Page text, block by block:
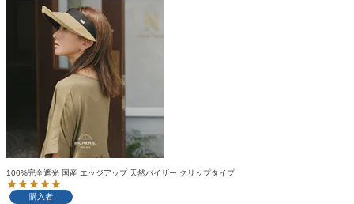
100%完全遮光 国産 エッジアップ 天然バイザー クリップタイプ
購入者